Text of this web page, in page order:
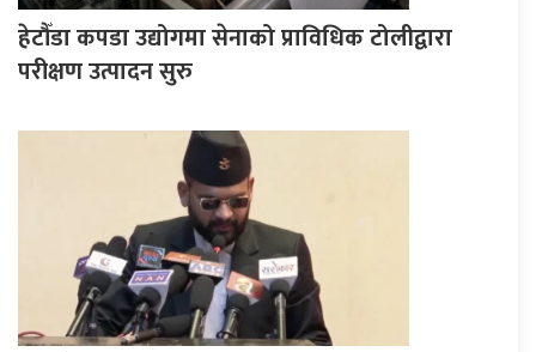
हेटौँडा कपडा उद्योगमा सेनाको प्राविधिक टोलीद्वारा
परीक्षण उत्पादन सुरु